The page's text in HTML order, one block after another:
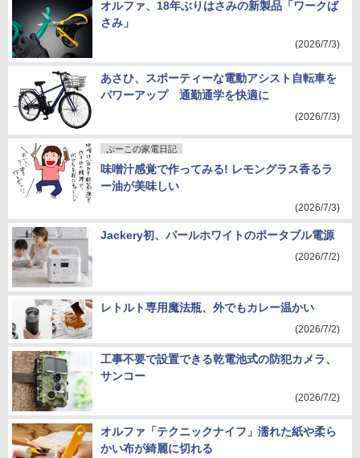
オルファ、18年ぶりはさみの新製品「ワークば
さみ」
(2026/7/3)
あさひ、スポーティーな電動アシスト自転車を
パワーアップ 通勤通学を快適に
(2026/7/3)
ぷーこの家電日記
味噌汁感覚で作ってみる! レモングラス香るラ
ー油が美味しい
(2026/7/3)
Jackery初、パールホワイトのポータブル電源
(2026/7/2)
レトルト専用魔法瓶、外でもカレー温かい
(2026/7/2)
工事不要で設置できる乾電池式の防犯カメラ、
サンコー
(2026/7/2)
オルファ「テクニックナイフ」濡れた紙や柔ら
かい布が綺麗に切れる